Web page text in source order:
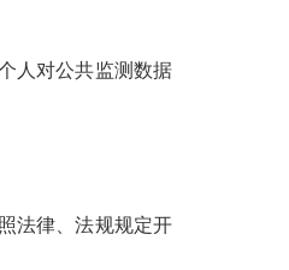
人对公共监测数据
法律、法规规定开